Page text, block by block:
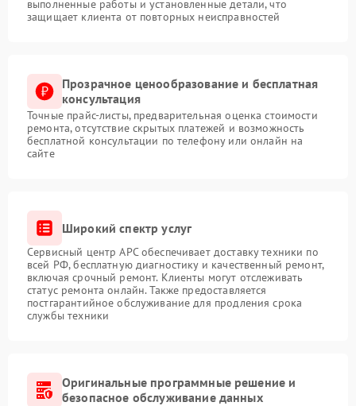
выполненные работы и установленные детали, что
защищает клиента от повторных неисправностей
Прозрачное ценообразование и бесплатная
консультация
Точные прайс-листы, предварительная оценка стоимости
ремонта, отсутствие скрытых платежей и возможность
бесплатной консультации по телефону или онлайн на
сайте
Широкий спектр услуг
Сервисный центр APC обеспечивает доставку техники по
всей РФ, бесплатную диагностику и качественный ремонт,
включая срочный ремонт. Клиенты могут отслеживать
статус ремонта онлайн. Также предоставляется
постгарантийное обслуживание для продления срока
службы техники
Оригинальные программные решение и
безопасное обслуживание данных